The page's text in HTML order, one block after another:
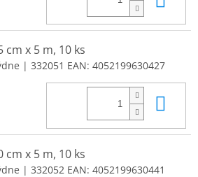
cm x 5 m, 10 ks
| 332051 EAN: 4052199630427
cm x 5 m, 10 ks
| 332052 EAN: 4052199630441